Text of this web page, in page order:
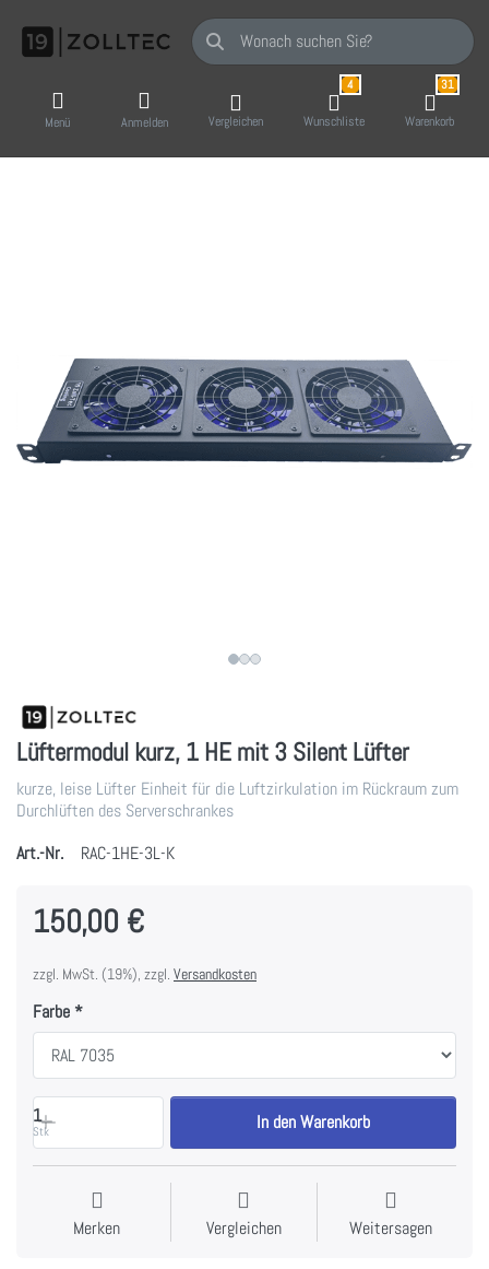
Geben Sie einen Suchbegriff ein. Während
Menü Anmelden Vergleichen
4
Wunschliste
31
Warenkorb
Lüftermodul kurz, 1 HE mit 3 Silent Lüfter
kurze, leise Lüfter Einheit für die Luftzirkulation im Rückraum zum
Durchlüften des Serverschrankes
Art.-Nr.
RAC-1HE-3L-K
150,00 €
zzgl. MwSt. (19%), zzgl. Versandkosten
Farbe
1
Stk In den Warenkorb
Merken Vergleichen Weitersagen